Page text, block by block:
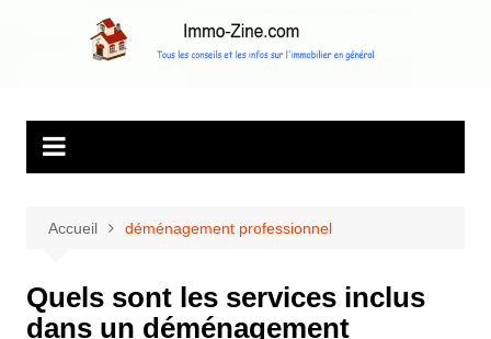
Immo Zine, le
d'information sur
Tous les conseils et les infos sur l'immobilier en général
Accueil déménagement professionnel
Quels sont les services inclus
dans un déménagement